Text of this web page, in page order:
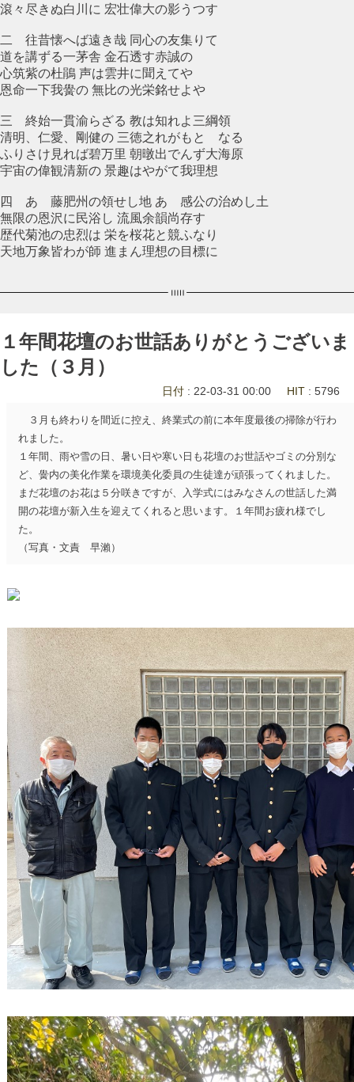
滾々尽きぬ白川に 宏壮偉大の影うつす
二 往昔懐へば遠き哉 同心の友集りて
道を講ずる一茅舎 金石透す赤誠の
心筑紫の杜鵑 声は雲井に聞えてや
恩命一下我黌の 無比の光栄銘せよや
三 終始一貫渝らざる 教は知れよ三綱領
清明、仁愛、剛健の 三徳之れがもとゝなる
ふりさけ見れば碧万里 朝暾出でんず大海原
宇宙の偉観清新の 景趣はやがて我理想
四 あゝ藤肥州の領せし地 あゝ感公の治めし土
無限の恩沢に民浴し 流風余韻尚存す
歴代菊池の忠烈は 栄を桜花と競ふなり
天地万象皆わが師 進まん理想の目標に
１年間花壇のお世話ありがとうございま
した（３月）
日付 : 22-03-31 00:00 HIT : 5796
３月も終わりを間近に控え、終業式の前に本年度最後の掃除が行わ
れました。
１年間、雨や雪の日、暑い日や寒い日も花壇のお世話やゴミの分別な
ど、黌内の美化作業を環境美化委員の生徒達が頑張ってくれました。
まだ花壇のお花は５分咲きですが、入学式にはみなさんの世話した満
開の花壇が新入生を迎えてくれると思います。 １年間お疲れ様でし
た。
（写真・文責 早瀨）